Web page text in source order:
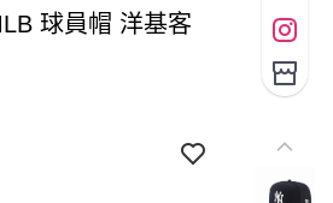
球員帽 洋基客